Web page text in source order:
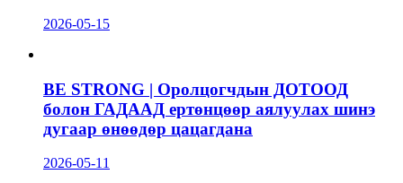
2026-05-15
BE STRONG | Оролцогчдын ДОТООД
болон ГАДААД ертөнцөөр аялуулах шинэ
дугаар өнөөдөр цацагдана
2026-05-11